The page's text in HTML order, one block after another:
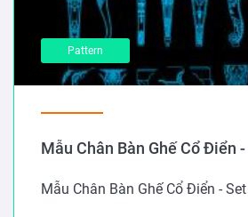
Pattern
Mẫu Chân Bàn Ghế Cổ Điển -
Mẫu Chân Bàn Ghế Cổ Điển - Set